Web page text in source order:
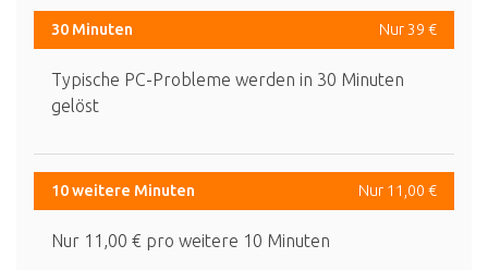
30 Minuten Nur 39 €
Typische PC-Probleme werden in 30 Minuten
gelöst
10 weitere Minuten Nur 11,00 €
Nur 11,00 € pro weitere 10 Minuten